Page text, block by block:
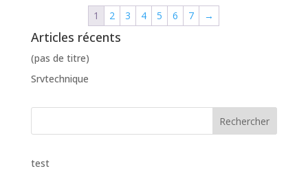
1 2 3 4 5 6 7 →
Articles récents
(pas de titre)
Srvtechnique
test